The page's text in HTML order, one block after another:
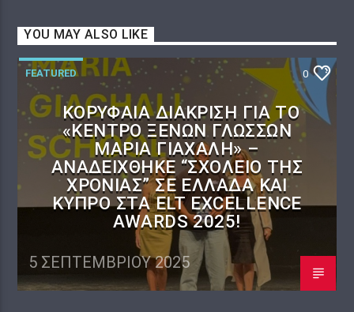
YOU MAY ALSO LIKE
FEATURED 0
ΚΟΡΥΦΑΊΑ ΔΙΆΚΡΙΣΗ ΓΙΑ ΤΟ
«ΚΈΝΤΡΟ ΞΈΝΩΝ ΓΛΩΣΣΏΝ
ΜΑΡΊΑ ΓΙΑΧΑΛΉ» –
ΑΝΑΔΕΊΧΘΗΚΕ “ΣΧΟΛΕΊΟ ΤΗΣ
ΧΡΟΝΙΆΣ” ΣΕ ΕΛΛΆΔΑ ΚΑΙ
ΚΎΠΡΟ ΣΤΑ ELT EXCELLENCE
AWARDS 2025!
5 ΣΕΠΤΕΜΒΡΊΟΥ 2025